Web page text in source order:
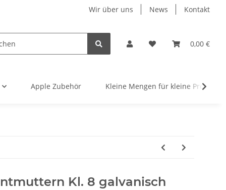
Wir über uns News Kontakt
0,00 €
Apple Zubehör Kleine Mengen für kleine Projekte
Kl. 8 galvanisch